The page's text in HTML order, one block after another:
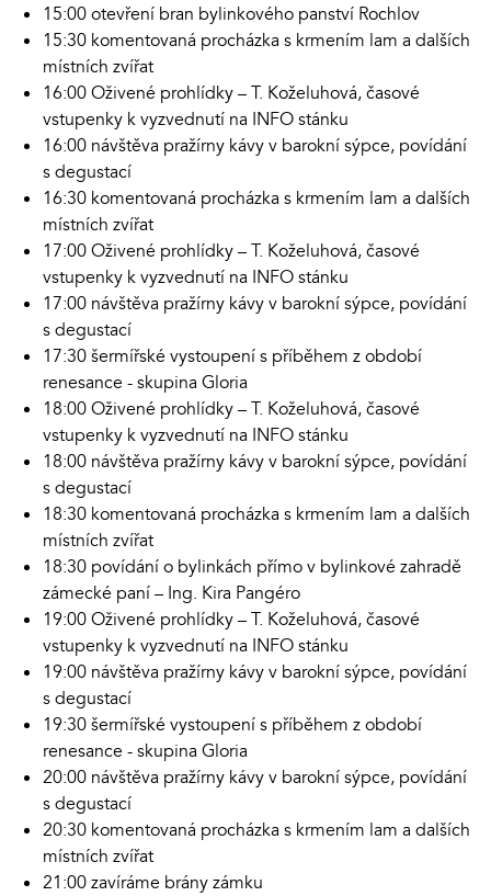
15:00 otevření bran bylinkového panství Rochlov
15:30 komentovaná procházka s krmením lam a dalších
místních zvířat
16:00 Oživené prohlídky – T. Koželuhová, časové
vstupenky k vyzvednutí na INFO stánku
16:00 návštěva pražírny kávy v barokní sýpce, povídání
s degustací
16:30 komentovaná procházka s krmením lam a dalších
místních zvířat
17:00 Oživené prohlídky – T. Koželuhová, časové
vstupenky k vyzvednutí na INFO stánku
17:00 návštěva pražírny kávy v barokní sýpce, povídání
s degustací
17:30 šermířské vystoupení s příběhem z období
renesance - skupina Gloria
18:00 Oživené prohlídky – T. Koželuhová, časové
vstupenky k vyzvednutí na INFO stánku
18:00 návštěva pražírny kávy v barokní sýpce, povídání
s degustací
18:30 komentovaná procházka s krmením lam a dalších
místních zvířat
18:30 povídání o bylinkách přímo v bylinkové zahradě
zámecké paní – Ing. Kira Pangéro
19:00 Oživené prohlídky – T. Koželuhová, časové
vstupenky k vyzvednutí na INFO stánku
19:00 návštěva pražírny kávy v barokní sýpce, povídání
s degustací
19:30 šermířské vystoupení s příběhem z období
renesance - skupina Gloria
20:00 návštěva pražírny kávy v barokní sýpce, povídání
s degustací
20:30 komentovaná procházka s krmením lam a dalších
místních zvířat
21:00 zavíráme brány zámku